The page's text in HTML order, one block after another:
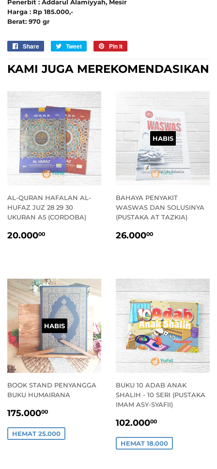
Penerbit : Addarul Alamiyyah, Mesir
Harga : Rp 185.000,-
Berat: 970 gr
Share
Sebarkan
Facebook
Tweet
Tweet
Twitter
Pin it
Pinterest
KAMI JUGA MEREKOMENDASIKAN
AL-QURAN HAFALAN AL-
HUFAZ JUZ 28 29 30
UKURAN A5 (CORDOBA)
HARGA
20.00000
HABIS
BAHAYA PENYAKIT
WASWAS DAN SOLUSINYA
(PUSTAKA AT TAZKIA)
HARGA
26.00000
HABIS
BOOK STAND PENYANGGA
BUKU HUMAIRANA
HARGA
175.00000
HEMAT 25.000
BUKU 10 ADAB ANAK
SHALIH - 10 SERI (PUSTAKA
IMAM ASY-SYAFII)
HARGA
102.00000
HEMAT 18.000